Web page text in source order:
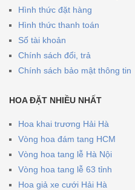
Hình thức đặt hàng
Hình thức thanh toán
Số tài khoản
Chính sách đổi, trả
Chính sách bảo mật thông tin
HOA ĐẶT NHIỀU NHẤT
Hoa khai trương Hải Hà
Vòng hoa đám tang HCM
Vòng hoa tang lễ Hà Nội
Vòng hoa tang lễ 63 tỉnh
Hoa giả xe cưới Hải Hà